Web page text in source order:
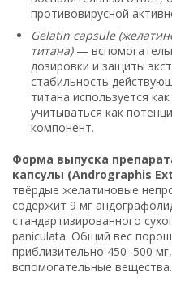
противовирусной
Gelatin capsule
титана)—
дозировки и защиты
стабильность
титана используется
учитываться как
компонент.
Форма выпуска
капсулы (Andrographis
твёрдые желатиновые
содержит 9 мг
стандартизированного
paniculata. Общий вес
приблизительно 450–500
вспомогательные вещества.